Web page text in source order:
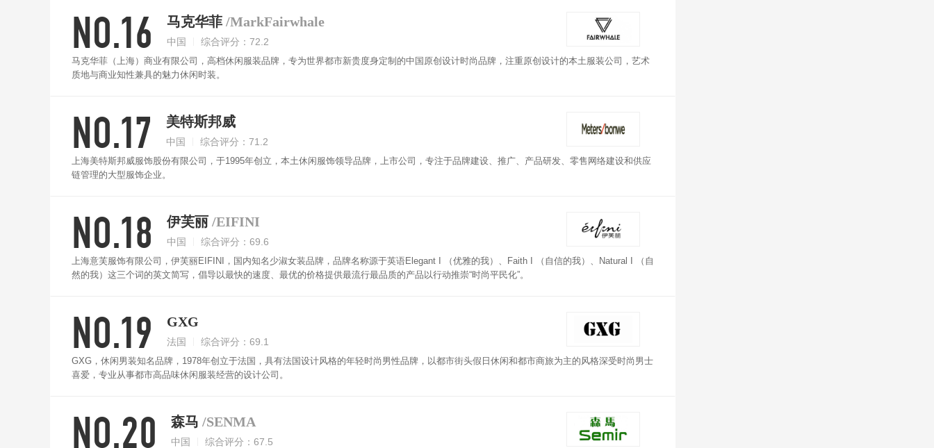
NO.16 马克华菲 /MarkFairwhale
中国 综合评分：72.2
马克华菲（上海）商业有限公司，高档休闲服装品牌，专为世界都市新贵度身定制的中国原创设计时尚品牌，注重原创设计的本土服装公司，艺术
质地与商业知性兼具的魅力休闲时装。
NO.17 美特斯邦威
中国 综合评分：71.2
上海美特斯邦威服饰股份有限公司，于1995年创立，本土休闲服饰领导品牌，上市公司，专注于品牌建设、推广、产品研发、零售网络建设和供应
链管理的大型服饰企业。
NO.18 伊芙丽 /EIFINI
中国 综合评分：69.6
上海意芙服饰有限公司，伊芙丽EIFINI，国内知名少淑女装品牌，品牌名称源于英语Elegant I （优雅的我）、Faith I （自信的我）、Natural I （自
然的我）这三个词的英文简写，倡导以最快的速度、最优的价格提供最流行最品质的产品以行动推崇“时尚平民化”。
NO.19 GXG
法国 综合评分：69.1
GXG，休闲男装知名品牌，1978年创立于法国，具有法国设计风格的年轻时尚男性品牌，以都市街头假日休闲和都市商旅为主的风格深受时尚男士
喜爱，专业从事都市高品味休闲服装经营的设计公司。
NO.20 森马 /SENMA
中国 综合评分：67.5